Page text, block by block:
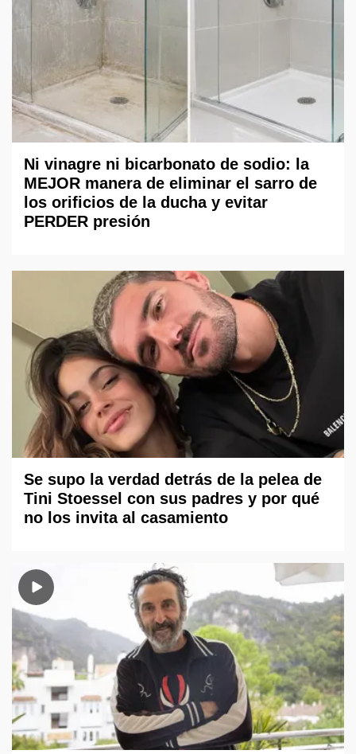
Ni vinagre ni bicarbonato de sodio: la
MEJOR manera de eliminar el sarro de
los orificios de la ducha y evitar
PERDER presión
Se supo la verdad detrás de la pelea de
Tini Stoessel con sus padres y por qué
no los invita al casamiento